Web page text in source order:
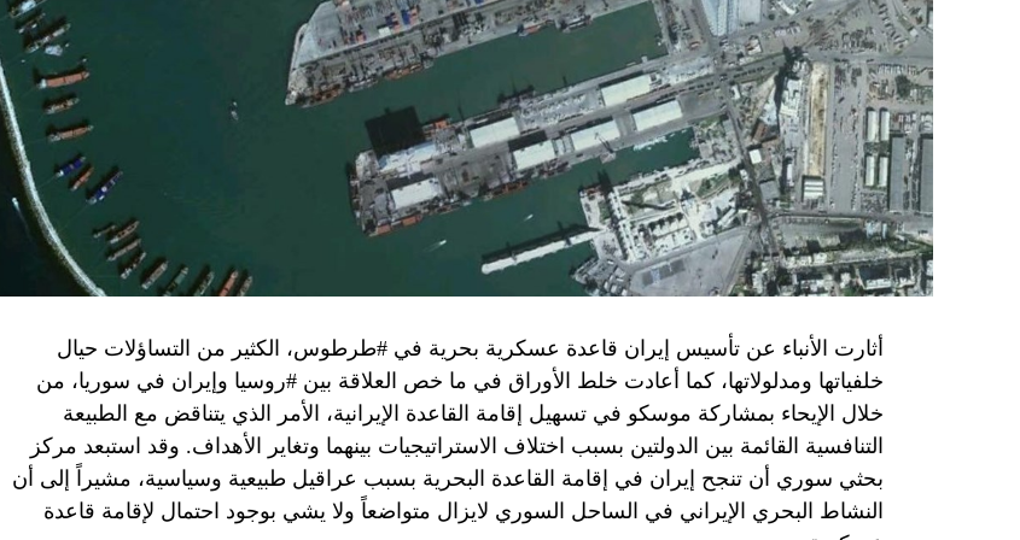
حماس تدرك أن وقف إطلاق النار مصلحة لفلسطين والمنطقة.
برنامج نتنياهو لا يريد السلام في المنطقة، وهو من سمح ببقاء حماس في الحكم.
حماس منذ ديسمبر قدمت لمصر رأيا يقول إنها مستعدة لحكومة وفاق وطني تمهيدا لإجراء انتخابات بعد ثلاث
أو أربع سنوات.
الجدية تقتضي أن يجري توافق على حكومة وفاق وطني.
الأمن الإسرائيلي يقول أنه لا يوجد سبب أمني للتواجد في محوار فيلادلفيا، ونتنياهو لا يريد الإصغاء.
SkyNewsArabia
أثارت الأنباء عن تأسيس إيران قاعدة عسكرية بحرية في #طرطوس، الكثير من التساؤلات حيال
خلفياتها ومدلولاتها، كما أعادت خلط الأوراق في ما خص العلاقة بين #روسيا وإيران في سوريا، من
خلال الإيحاء بمشاركة موسكو في تسهيل إقامة القاعدة الإيرانية، الأمر الذي يتناقض مع الطبيعة
التنافسية القائمة بين الدولتين بسبب اختلاف الاستراتيجيات بينهما وتغاير الأهداف. وقد استبعد مركز
بحثي سوري أن تنجح إيران في إقامة القاعدة البحرية بسبب عراقيل طبيعية وسياسية، مشيراً إلى أن
النشاط البحري الإيراني في الساحل السوري لايزال متواضعاً ولا يشي بوجود احتمال لإقامة قاعدة